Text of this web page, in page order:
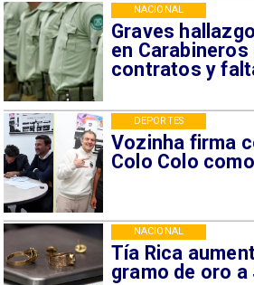
Graves
en
contratos y
NACIONAL
Vozinha firma
Colo Colo
DEPORTES
Tía Rica
gramo de oro a
NACIONAL